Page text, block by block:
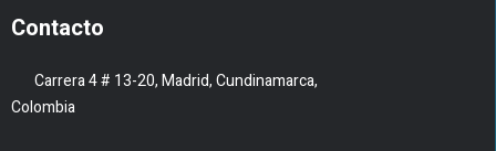
Contacto
Carrera 4 # 13-20, Madrid, Cundinamarca,
Colombia